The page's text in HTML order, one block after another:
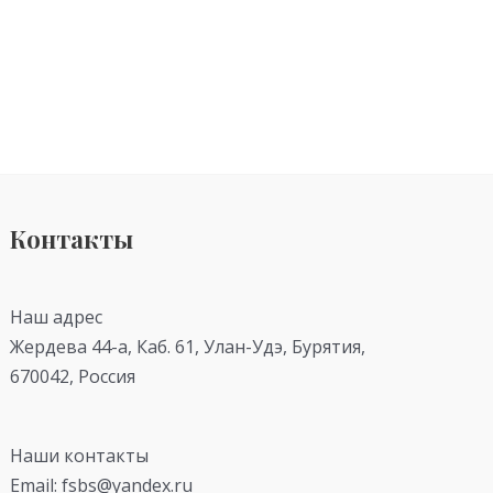
Контакты
Наш адрес
Жердева 44-а, Каб. 61, Улан-Удэ, Бурятия,
670042, Россия
Наши контакты
Email: fsbs@yandex.ru